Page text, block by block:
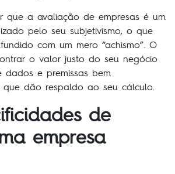
que a avaliação de empresas é um
pelo seu subjetivismo, o que
com um mero “achismo”. O
o valor justo do seu negócio
e premissas bem
que dão respaldo ao seu cálculo.
de
empresa